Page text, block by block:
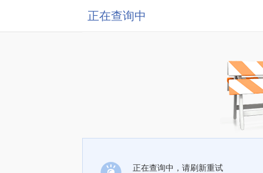
正在查询中
正在查询中，请刷新重试